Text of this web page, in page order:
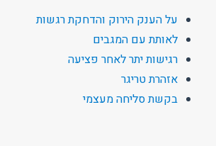
על הענק הירוק והדחקת רגשות
לאותת עם המגבים
רגישות יתר לאחר פציעה
אזהרת טריגר
בקשת סליחה מעצמי